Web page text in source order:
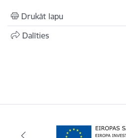
Drukāt lapu
Dalīties